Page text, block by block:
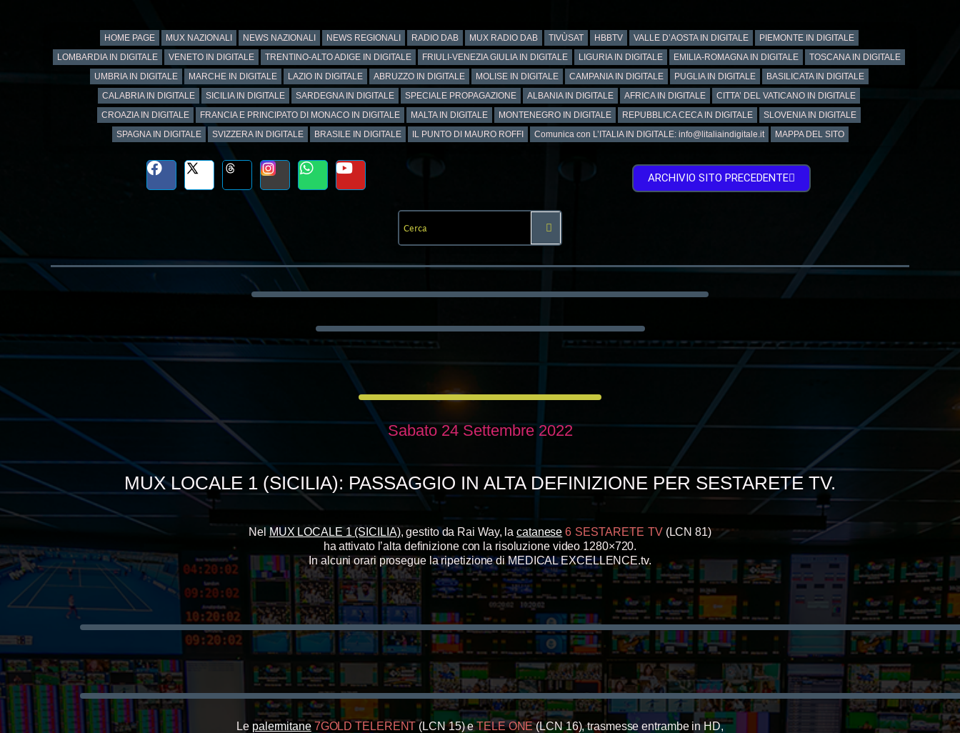
HOME PAGE MUX NAZIONALI NEWS NAZIONALI NEWS REGIONALI RADIO DAB MUX RADIO DAB TIVÙSAT HBBTV VALLE D’AOSTA IN DIGITALE
PIEMONTE IN DIGITALE
LOMBARDIA IN DIGITALE
VENETO IN DIGITALE TRENTINO-ALTO ADIGE IN DIGITALE FRIULI-VENEZIA GIULIA IN DIGITALE LIGURIA IN DIGITALE EMILIA-ROMAGNA IN DIGITALE
TOSCANA IN DIGITALE
UMBRIA IN DIGITALE
MARCHE IN DIGITALE LAZIO IN DIGITALE ABRUZZO IN DIGITALE MOLISE IN DIGITALE CAMPANIA IN DIGITALE PUGLIA IN DIGITALE
BASILICATA IN DIGITALE
CALABRIA IN DIGITALE
SICILIA IN DIGITALE SARDEGNA IN DIGITALE SPECIALE PROPAGAZIONE ALBANIA IN DIGITALE AFRICA IN DIGITALE
CITTA’ DEL VATICANO IN DIGITALE
CROAZIA IN DIGITALE
FRANCIA E PRINCIPATO DI MONACO IN DIGITALE MALTA IN DIGITALE MONTENEGRO IN DIGITALE REPUBBLICA CECA IN DIGITALE
SLOVENIA IN DIGITALE
SPAGNA IN DIGITALE
SVIZZERA IN DIGITALE BRASILE IN DIGITALE IL PUNTO DI MAURO ROFFI Comunica con L’ITALIA IN DIGITALE: info@litaliaindigitale.it MAPPA DEL SITO
ARCHIVIO SITO PRECEDENTE
Sabato 24 Settembre 2022
MUX LOCALE 1 (SICILIA): PASSAGGIO IN ALTA DEFINIZIONE PER SESTARETE TV.
Nel MUX LOCALE 1 (SICILIA), gestito da Rai Way, lacatanese 6 SESTARETE TV(LCN 81)
ha attivato l’alta definizionecon la risoluzione video 1280×720.
In alcuni orari prosegue laripetizione di MEDICAL EXCELLENCE.tv.
Le palermitane7GOLD TELERENT (LCN 15) eTELE ON E(LCN 16), trasmesse entrambe in HD,